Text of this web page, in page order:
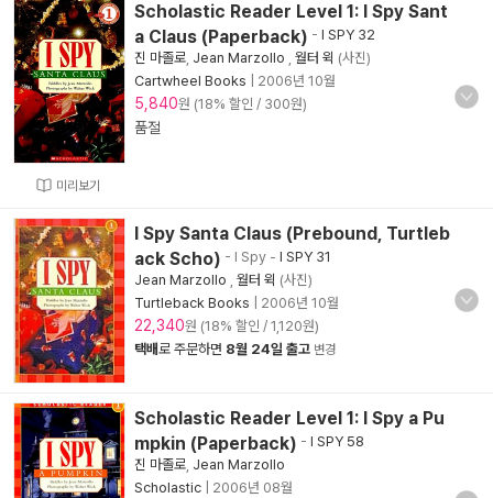
미리보기
Scholastic Reader Level 1: I Spy Sant
a Claus (Paperback) - I SPY 32
진 마졸로 Jean Marzollo 월터 윅 (사진)
Cartwheel Books
2006년 10월
5,840원 (18% 할인 / 300원)
품절
I Spy Santa Claus (Prebound, Turtleb
ack Scho) - I Spy - I SPY 31
Jean Marzollo
월터 윅 (사진)
Turtleback Books
2006년 10월
22,340원 (18% 할인 / 1,120원)
택배로 주문하면 8월 24일 출고 변경
Scholastic Reader Level 1: I Spy a Pu
mpkin (Paperback) - I SPY 58
진 마졸로 Jean Marzollo
Scholastic
2006년 08월